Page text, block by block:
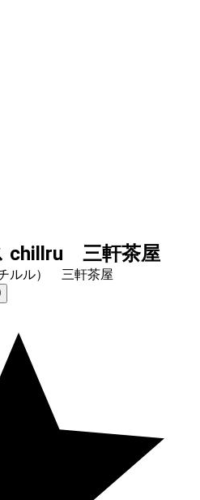
chillru 三軒茶屋
ルル） 三軒茶屋